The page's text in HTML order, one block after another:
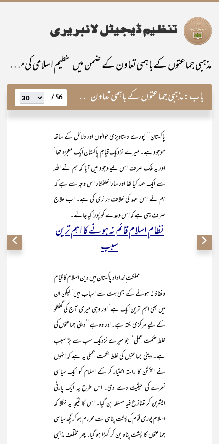
مذہبی جماعتوں کے باہمی تعاون کے ضمن میں تنظیم اسلامی کی مساعی
باب:مذہبی جماعتوں کے باہمی تعاون کے ضمن میں تنظیم اسلامی کی مساعی 56 /
پاکستان‘‘ پورے دستاویزی حوالوں اور دلائل کے ساتھ
موجود ہے۔ میرے نزدیک قیامِ پاکستان ایک معجزہ تھا‘
اور یہ ملک صرف اس لیے وجود میں آیا کہ ہم نے اللہ
سے ایک عہد کیا تھا اور سارا خلفشار اس وجہ سے ہے کہ
ہم نے اس عہد کی خلاف ور زی کی ہے۔ اب علاج
صرف یہی ہے کہ اس وعدے کو پورا کیا جائے۔
نظام ِ اسلام قائم نہ ہونے کا اہم ترین
سبب
مملکت ِ خداداد پاکستان میں دین اسلام کا قیام
ونفاذ نہ ہونے کے بھی بہت سے اسباب ہیں‘ لیکن ان
میں بھی اہم ترین ایک ہے‘ اور وہی میری آج کی گفتگو
کے لیے مرکزی نکتہ ہے۔ اور وہ ہے’’دینی جماعتوں کی
غلط حکمت عملی‘‘ جو میرے نزدیک سب سے بڑا سبب
ہے۔ دینی جماعتوں کی غلط حکمت عملی یہ ہے کہ انہوں
نے الیکشن کا راستہ اختیار کر کے اسلام کو ایک سیاسی
نعرے کی حیثیت دے دی۔ اس طرح یہ ایک پارٹی
ایشوبن کر متنازع فیہ مسئلہ بن گیا۔ اس کا نتیجہ یہ نکلا کہ
اسلام پوری قوم کی پشت پناہی سے محروم ہو کر کچھ سیاسی
جماعتوں کا پشت پناہ بن کر کھڑا ہو گیا۔ پھر مختلف مذہبی